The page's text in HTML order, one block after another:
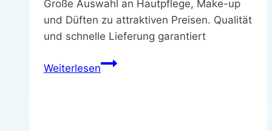
Große Auswahl an Hautpflege, Make-up
und Düften zu attraktiven Preisen. Qualität
und schnelle Lieferung garantiert
WeiterlesenBeliebte